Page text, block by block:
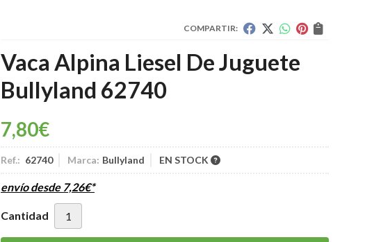
COMPARTIR:
Vaca Alpina Liesel De Juguete
Bullyland 62740
7,80€
Ref.: 62740 Marca: Bullyland EN STOCK
envío desde 7,26€*
Cantidad